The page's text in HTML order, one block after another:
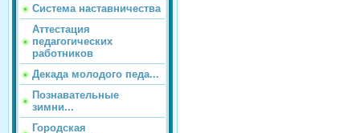
Система наставничества
Аттестация
педагогических
работников
Декада молодого педа...
Познавательные
зимни...
Городская